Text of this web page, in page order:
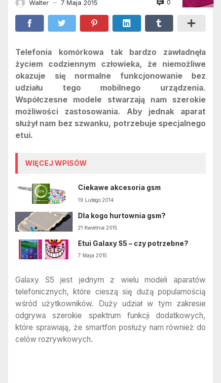
Walter — 7 Maja 2015 0
Telefonia komórkowa tak bardzo zawładnęła
życiem codziennym człowieka, że niemożliwe
okazuje się normalne funkcjonowanie bez
udziału tego mobilnego urządzenia.
Współczesne modele stwarzają nam szerokie
możliwości zastosowania. Aby jednak aparat
służył nam bez szwanku, potrzebuje specjalnego
etui.
WIĘCEJ WPISÓW
Ciekawe akcesoria gsm
19 Lutego 2014
Dla kogo hurtownia gsm?
21 Kwietnia 2015
Etui Galaxy S5 – czy potrzebne?
7 Maja 2015
Galaxy S5 jest jednym z wielu modeli aparatów
telefonicznych, które cieszą się dużą popularnością
wśród użytkowników. Duży udział w tym zakresie
odgrywa szerokie spektrum funkcji dodatkowych,
które sprawiają, że smartfon posłuży nam również do
celów rozrywkowych.